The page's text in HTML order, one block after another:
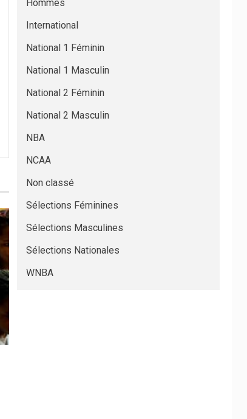
Hommes
International
National 1 Féminin
National 1 Masculin
National 2 Féminin
National 2 Masculin
NBA
NCAA
Non classé
Sélections Féminines
Sélections Masculines
Sélections Nationales
WNBA